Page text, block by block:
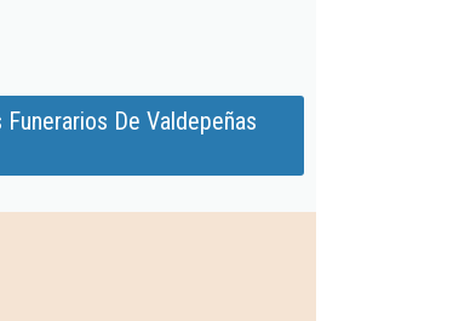
De Valdepeñas